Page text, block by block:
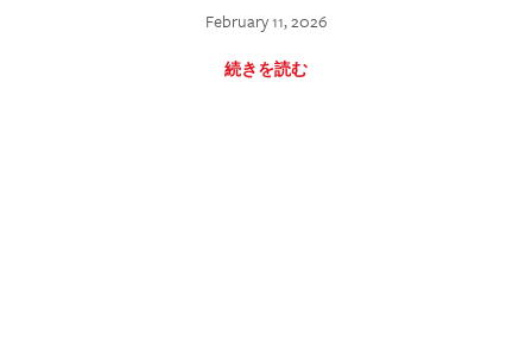
February 11, 2026
続きを読む